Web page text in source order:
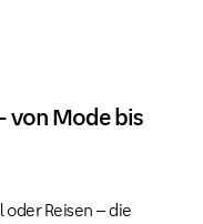
von Mode bis
Reisen – die